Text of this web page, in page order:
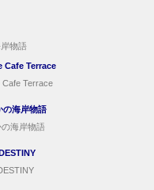
Cafe Terrace
の海岸物語